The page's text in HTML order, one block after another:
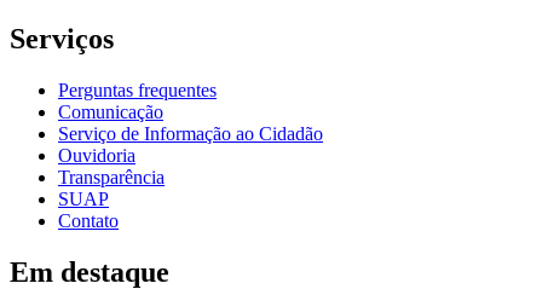
Serviços
Perguntas frequentes
Comunicação
Serviço de Informação ao Cidadão
Ouvidoria
Transparência
SUAP
Contato
Em destaque